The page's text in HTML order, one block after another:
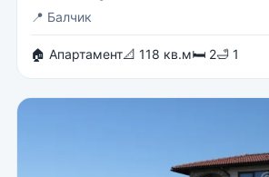
📍 Балчик
🏠 Апартамент📐 118 кв.м🛏 2🛁 1